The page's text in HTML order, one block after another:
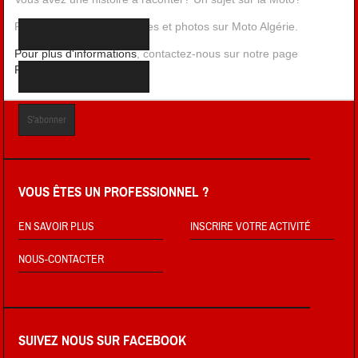
Publiez vos récits, aventures et photos sur Moto Algérie.
Pour plus d'informations, contactez-nous sur notre page
Facebook
VOUS ÊTES UN PROFESSIONNEL ?
EN SAVOIR PLUS INSCRIRE VOTRE ACTIVITÉ
NOUS-CONTACTER
SUIVEZ NOUS SUR FACEBOOK